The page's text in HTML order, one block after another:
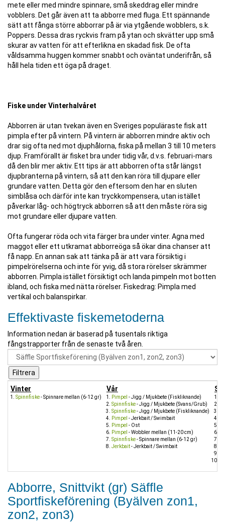
mete eller med mindre spinnare, små skeddrag eller mindre
vobblers. Det går även att ta abborre med fluga. Ett spännande
sätt att fånga större abborrar på är via ytgående wobblers, s.k.
Poppers. Dessa dras ryckvis fram på ytan och skvätter upp små
skurar av vatten för att efterlikna en skadad fisk. De ofta
våldsamma huggen kommer snabbt och oväntat underifrån, så
håll hela tiden ett öga på draget.
Fiske under Vinterhalvåret
Abborren är utan tvekan även en Sveriges populäraste fisk att
pimpla efter på vintern. På vintern är abborren mindre aktiv och
drar sig ofta ned mot djuphålorna, fiska på mellan 3 till 10 meters
djup. Framförallt är fisket bra under tidig vår, d.v.s. februari-mars
då den blir mer aktiv. Ett tips är att abborren ofta står längst
djupbranterna på vintern, så att den kan röra till djupare eller
grundare vatten. Detta gör den eftersom den har en sluten
simblåsa och därför inte kan tryckkompensera, utan istället
påverkar låg- och högtryck abborren så att den måste röra sig
mot grundare eller djupare vatten.
Ofta fungerar röda och vita färger bra under vinter. Agna med
maggot eller ett utkramat abborreöga så ökar dina chanser att
få napp. En annan sak att tänka på är att vara försiktig i
pimpelrörelserna och inte för yvig, då stora rörelser skrämmer
abborren. Pimpla istället försiktigt och landa pimpeln mot botten
ibland, och fiska med nätta rörelser. Fiskedrag: Pimpla med
vertikal och balanspirkar.
Effektivaste fiskemetoderna
Information nedan är baserad på tusentals riktiga
fångstrapporter från de senaste två åren.
Vinter
Spinnfiske- Spinnare mellan (6-12 gr)
Vår
Pimpel - Jigg / Mjukbete (Fiskliknande)
Spinnfiske- Jigg / Mjukbete (Svans/Grub)
Spinnfiske- Jigg / Mjukbete (Fiskliknande)
Pimpel - Jerkbait / Swimbait
Pimpel - Ost
Pimpel - Wobbler mellan (11-20 cm)
Spinnfiske- Spinnare mellan (6-12 gr)
Jerkbait- Jerkbait / Swimbait
Abborre, Snittvikt (gr) Säffle
Sportfiskeförening (Byälven zon1,
zon2, zon3)